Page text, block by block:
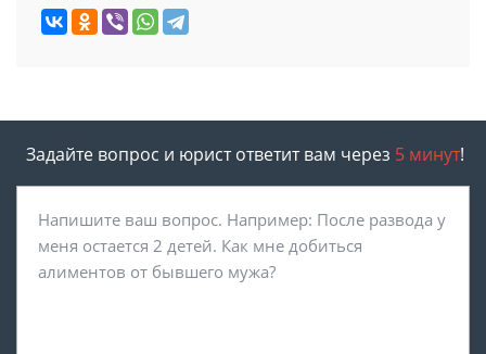
Задайте вопрос и юрист ответит вам через 5 минут!